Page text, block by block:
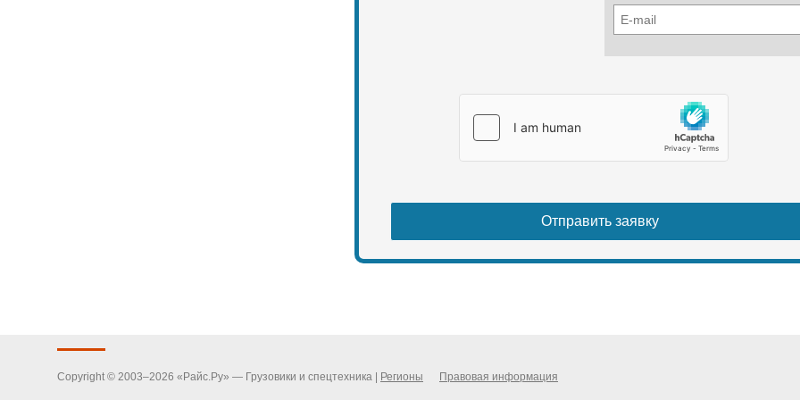
Copyright © 2003–2026 «Райс.Ру» — Грузовики и спецтехника | Регионы Правовая информация